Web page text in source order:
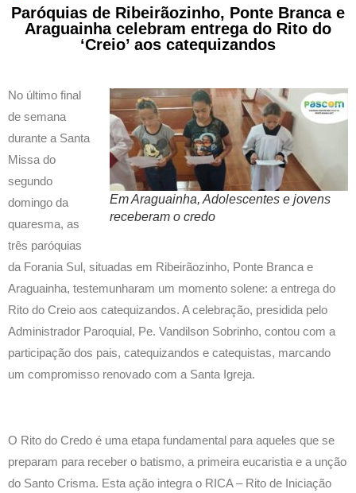
Paróquias de Ribeirãozinho, Ponte Branca e
Araguainha celebram entrega do Rito do
‘Creio’ aos catequizandos
Em Araguainha, Adolescentes e jovens
receberam o credo
No último final
de semana
durante a Santa
Missa do
segundo
domingo da
quaresma, as
três paróquias
da Forania Sul, situadas em Ribeirãozinho, Ponte Branca e
Araguainha, testemunharam um momento solene: a entrega do
Rito do Creio aos catequizandos. A celebração, presidida pelo
Administrador Paroquial, Pe. Vandilson Sobrinho, contou com a
participação dos pais, catequizandos e catequistas, marcando
um compromisso renovado com a Santa Igreja.
O Rito do Credo é uma etapa fundamental para aqueles que se
preparam para receber o batismo, a primeira eucaristia e a unção
do Santo Crisma. Esta ação integra o RICA – Rito de Iniciação